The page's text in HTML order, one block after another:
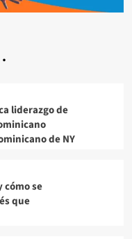
liderazgo de
de NY
cómo se
que